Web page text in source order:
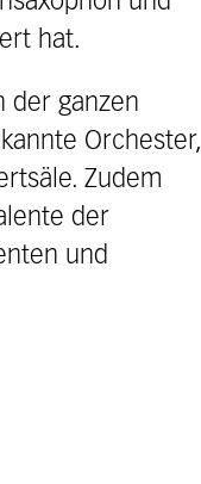
hat.
der ganzen
Orchester,
Zudem
der
und